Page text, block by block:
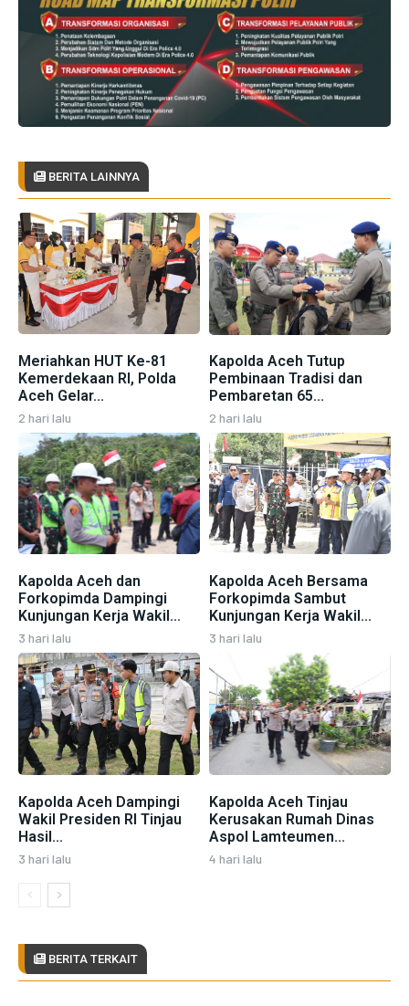
BERITA LAINNYA
Meriahkan HUT Ke-81
Kemerdekaan RI, Polda
Aceh Gelar...
2 hari lalu
Kapolda Aceh Tutup
Pembinaan Tradisi dan
Pembaretan 65...
2 hari lalu
Kapolda Aceh dan
Forkopimda Dampingi
Kunjungan Kerja Wakil...
3 hari lalu
Kapolda Aceh Bersama
Forkopimda Sambut
Kunjungan Kerja Wakil...
3 hari lalu
Kapolda Aceh Dampingi
Wakil Presiden RI Tinjau
Hasil...
3 hari lalu
Kapolda Aceh Tinjau
Kerusakan Rumah Dinas
Aspol Lamteumen...
4 hari lalu
BERITA TERKAIT